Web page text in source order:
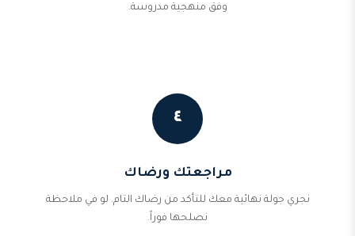
وفق منهجية مدروسة.
٤
مراجعتك ورضاك
نجري جولة نهائية معك للتأكد من رضاك التام. لو في ملاحظة
نصلحها فوراً.